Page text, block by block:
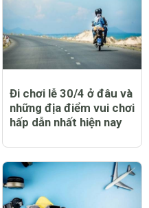
Đi chơi lễ 30/4 ở đâu và
những địa điểm vui chơi
hấp dẫn nhất hiện nay